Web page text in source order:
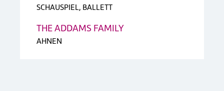
SCHAUSPIEL, BALLETT
THE ADDAMS FAMILY
AHNEN